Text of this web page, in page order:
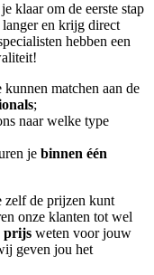
klaar om de eerste stap
langer en krijg direct
hebben een
matchen aan de
;
naar welke type
je binnen één
zelf de prijzen kunt
onze klanten tot wel
prijs weten voor jouw
geven jou het